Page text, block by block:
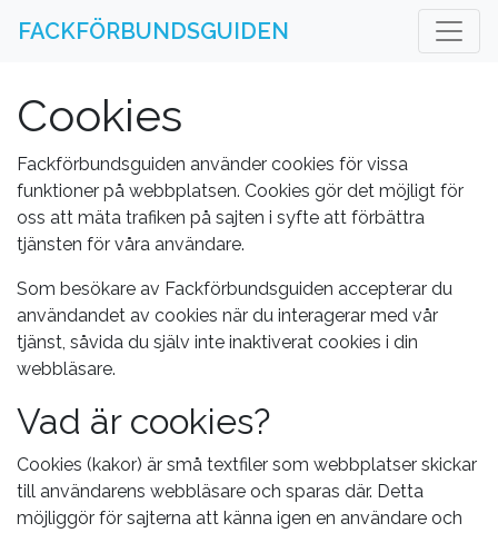
FACKFÖRBUNDSGUIDEN
Cookies
Fackförbundsguiden använder cookies för vissa
funktioner på webbplatsen. Cookies gör det möjligt för
oss att mäta trafiken på sajten i syfte att förbättra
tjänsten för våra användare.
Som besökare av Fackförbundsguiden accepterar du
användandet av cookies när du interagerar med vår
tjänst, såvida du själv inte inaktiverat cookies i din
webbläsare.
Vad är cookies?
Cookies (kakor) är små textfiler som webbplatser skickar
till användarens webbläsare och sparas där. Detta
möjliggör för sajterna att känna igen en användare och